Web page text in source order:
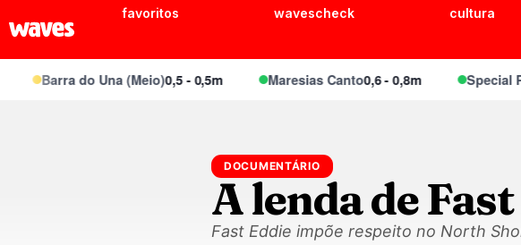
favoritos wavescheck cultura
Barra do Una (Meio)0,5 - 0,5m Maresias Canto0,6 - 0,8m Special
DOCUMENTÁRIO
A lenda de
Fast Eddie impõe respeito no North